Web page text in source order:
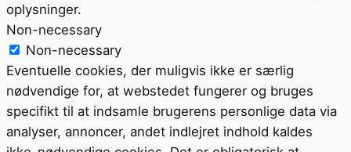
oplysninger.
Non-necessary
Non-necessary
Eventuelle cookies, der muligvis ikke er særlig
nødvendige for, at webstedet fungerer og bruges
specifikt til at indsamle brugerens personlige data via
analyser, annoncer, andet indlejret indhold kaldes